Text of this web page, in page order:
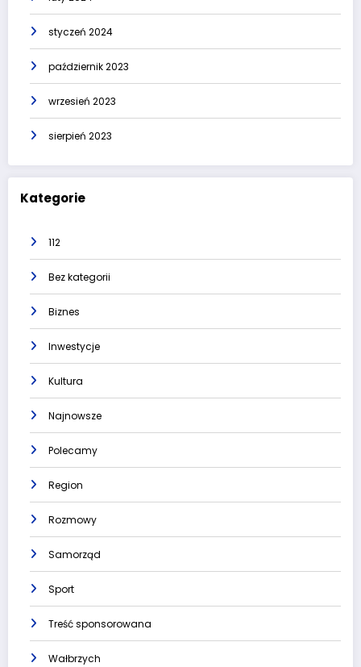
styczeń 2024
październik 2023
wrzesień 2023
sierpień 2023
Kategorie
112
Bez kategorii
Biznes
Inwestycje
Kultura
Najnowsze
Polecamy
Region
Rozmowy
Samorząd
Sport
Treść sponsorowana
Wałbrzych